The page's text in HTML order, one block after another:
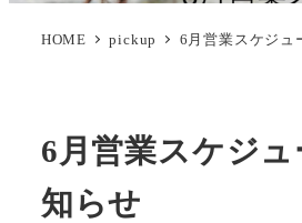
HOME pickup 6月営業スケジュ
6月営業スケジ
知らせ